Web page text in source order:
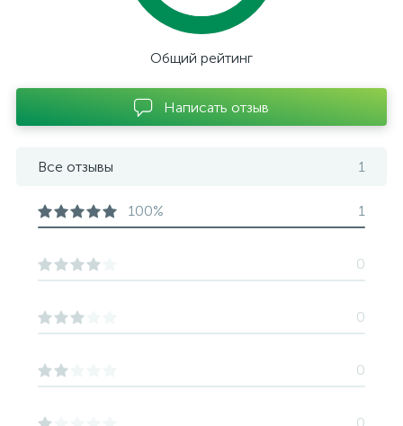
Общий рейтинг
Написать отзыв
Все отзывы 1
100% 1
0
0
0